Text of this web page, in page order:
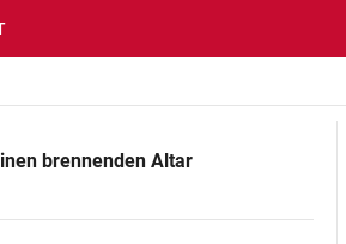
brennenden Altar